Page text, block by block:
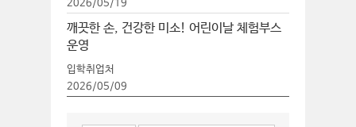
2026/05/19
깨끗한 손, 건강한 미소! 어린이날 체험부스
운영
입학취업처
2026/05/09